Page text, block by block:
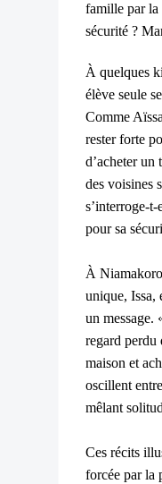
famille par la
sécurité ?
À quelques
élève seule
Comme
rester forte
d’acheter un
des voisines
s’interroge-
pour sa
À
unique, Issa,
un message.
regard perdu
maison et
oscillent
mêlant
Ces récits
forcée par la